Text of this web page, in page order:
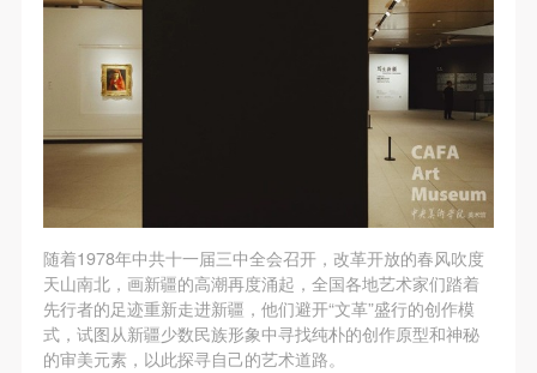
随着1978年中共十一届三中全会召开，改革开放的春风吹度
天山南北，画新疆的高潮再度涌起，全国各地艺术家们踏着
先行者的足迹重新走进新疆，他们避开“文革”盛行的创作模
式，试图从新疆少数民族形象中寻找纯朴的创作原型和神秘
的审美元素，以此探寻自己的艺术道路。